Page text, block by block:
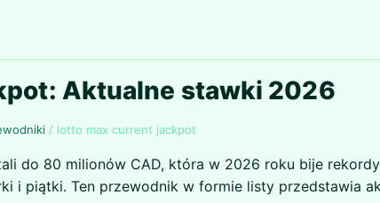
Aktualne stawki 2026
/ lotto max current jackpot
do 80 milionów CAD, która w 2026 roku bije
i piątki. Ten przewodnik w formie listy przedstawia